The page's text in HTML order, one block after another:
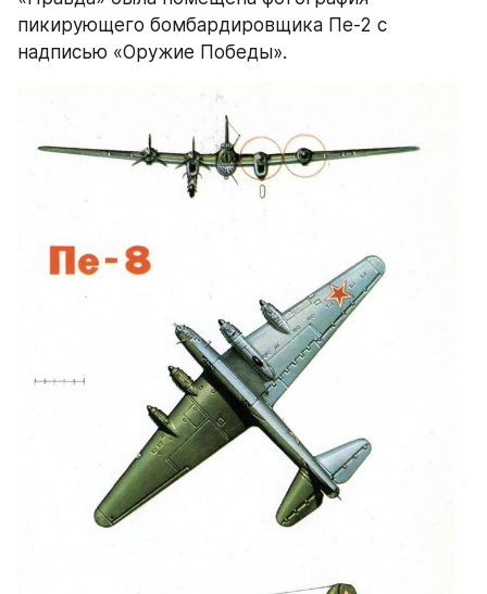
пикирующего бомбардировщика Пе-2 с
надписью «Оружие Победы».